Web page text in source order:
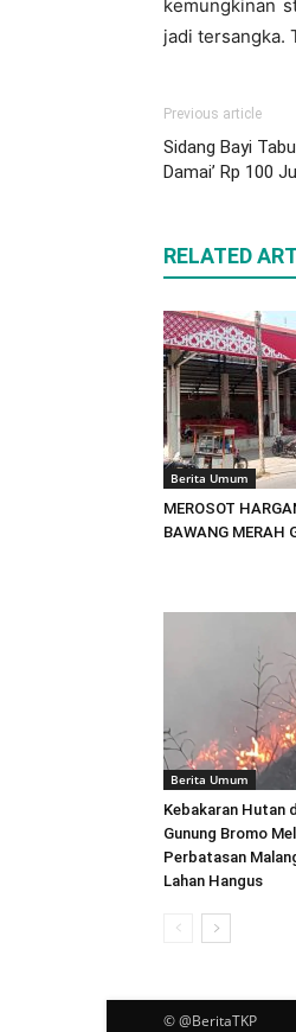
kemungkinan
jadi tersangka.
Previous article
Sidang Bayi
Damai’ Rp 100
RELATED
Berita Umum
MEROSOT
BAWANG MERAH
Berita Umum
Kebakaran Hutan
Gunung Bromo
Perbatasan
Lahan Hangus
© @BeritaTKP